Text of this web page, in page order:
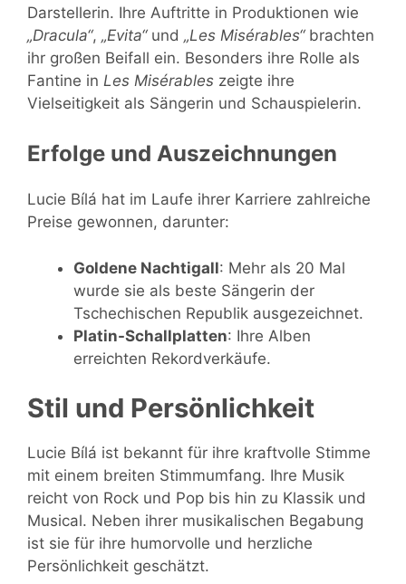
Darstellerin. Ihre Auftritte in Produktionen wie
„Dracula“, „Evita“und „Les Misérables“brachten
ihr großen Beifall ein. Besonders ihre Rolle als
Fantine in Les Misérables zeigte ihre
Vielseitigkeit als Sängerin und Schauspielerin.
Erfolge und Auszeichnungen
Lucie Bílá hat im Laufe ihrer Karriere zahlreiche
Preise gewonnen, darunter:
Goldene Nachtigall: Mehr als 20 Mal
wurde sie als beste Sängerin der
Tschechischen Republik ausgezeichnet.
Platin-Schallplatten: Ihre Alben
erreichten Rekordverkäufe.
Stil und Persönlichkeit
Lucie Bílá ist bekannt für ihre kraftvolle Stimme
mit einem breiten Stimmumfang. Ihre Musik
reicht von Rock und Pop bis hin zu Klassik und
Musical. Neben ihrer musikalischen Begabung
ist sie für ihre humorvolle und herzliche
Persönlichkeit geschätzt.